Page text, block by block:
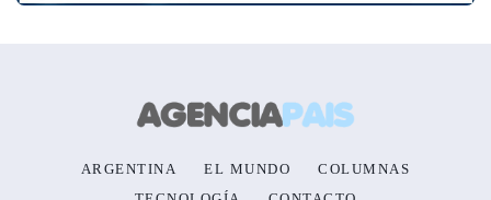
ARGENTINA EL MUNDO
COLUMNAS